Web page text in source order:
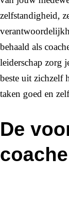
zelfstandigheid,
behaald als
leiderschap zorg
beste uit zichzelf
taken goed en
De